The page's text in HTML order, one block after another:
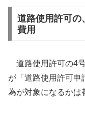
道路使用許可の
費用
道路使用許可の4
が「道路使用許可申
為が対象になるかは